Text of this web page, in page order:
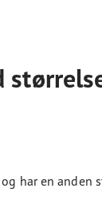
har en anden